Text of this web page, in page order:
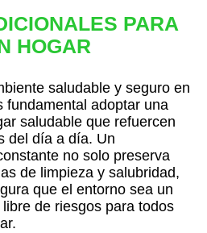
PARA
HOGAR
saludable y seguro en
fundamental adoptar una
saludable que refuercen
del día a día. Un
no solo preserva
de limpieza y salubridad,
que el entorno sea un
de riesgos para todos